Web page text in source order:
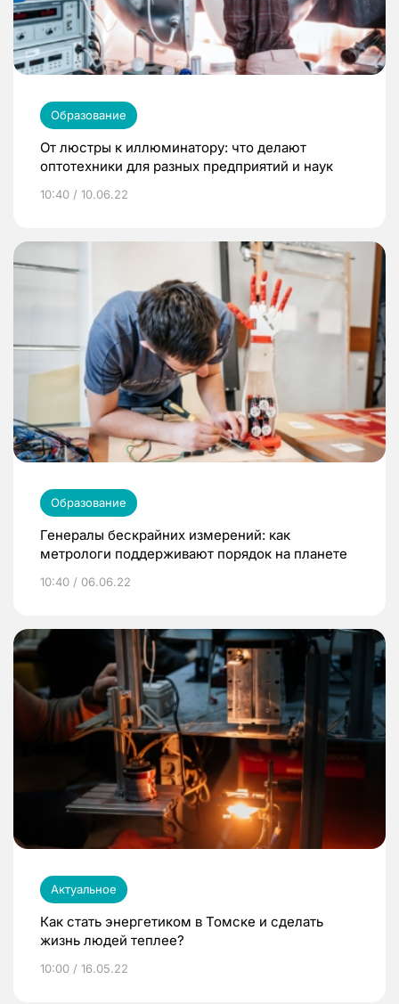
Образование
От люстры к иллюминатору: что делают
оптотехники для разных предприятий и наук
10:40 / 10.06.22
Образование
Генералы бескрайних измерений: как
метрологи поддерживают порядок на планете
10:40 / 06.06.22
Актуальное
Как стать энергетиком в Томске и сделать
жизнь людей теплее?
10:00 / 16.05.22